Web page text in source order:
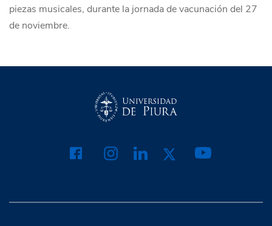
piezas musicales, durante la jornada de vacunación del 27
de noviembre.